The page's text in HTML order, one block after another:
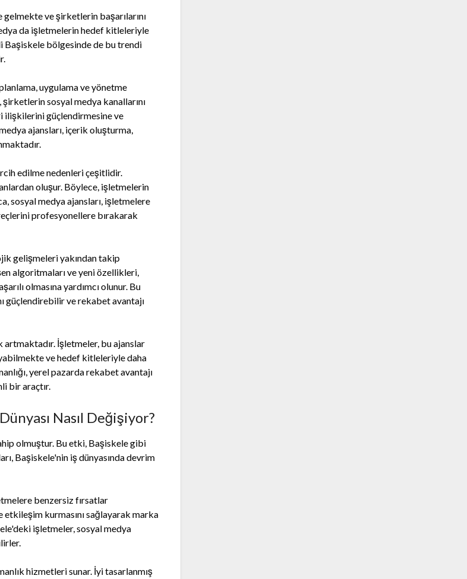
ve şirketlerin başarılarını
da işletmelerin hedef kitleleriyle
bölgesinde de bu trendi
uygulama ve yönetme
sosyal medya kanallarını
ilişkilerini güçlendirmesine ve
ajansları, içerik oluşturma,
edilme nedenleri çeşitlidir.
oluşur. Böylece, işletmelerin
sosyal medya ajansları, işletmelere
profesyonellere bırakarak
gelişmeleri yakından takip
algoritmaları ve yeni özellikleri,
olmasına yardımcı olunur. Bu
güçlendirebilir ve rekabet avantajı
artmaktadır. İşletmeler, bu ajanslar
ve hedef kitleleriyle daha
yerel pazarda rekabet avantajı
bir araçtır.
Nasıl Değişiyor?
olmuştur. Bu etki, Başiskele gibi
Başiskele'nin iş dünyasında devrim
benzersiz fırsatlar
kurmasını sağlayarak marka
işletmeler, sosyal medya
hizmetleri sunar. İyi tasarlanmış